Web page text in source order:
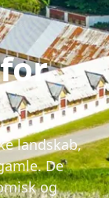
landskab,
De
og